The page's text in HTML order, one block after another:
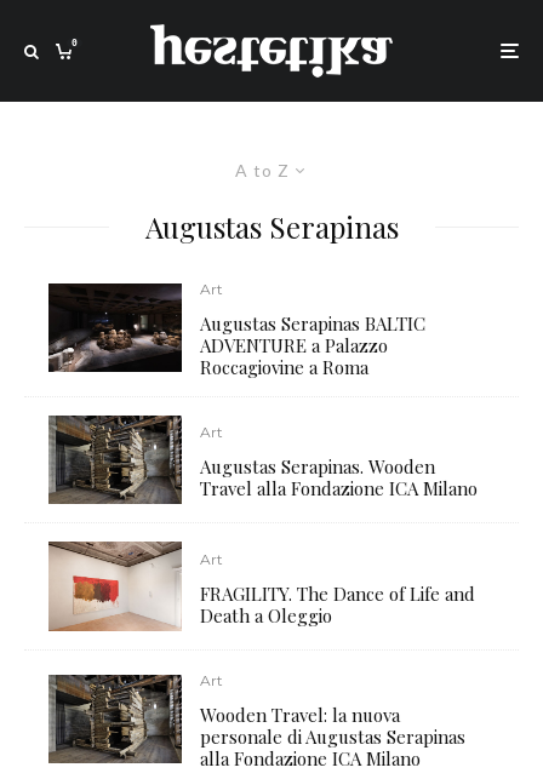
0
A to Z
Augustas Serapinas
Art
Augustas Serapinas BALTIC
ADVENTURE a Palazzo
Roccagiovine a Roma
Art
Augustas Serapinas. Wooden
Travel alla Fondazione ICA Milano
Art
FRAGILITY. The Dance of Life and
Death a Oleggio
Art
Wooden Travel: la nuova
personale di Augustas Serapinas
alla Fondazione ICA Milano